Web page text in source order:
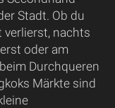
Stadt. Ob du
verlierst, nachts
oder am
Durchqueren
Märkte sind